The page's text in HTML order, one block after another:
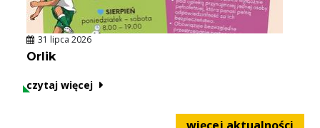
Udział we wszystkich wydarzeniach jest bezpłatny. Liczba
miejsc jest ograniczona – obowiązują zapisy!
edukacja@mazurskipark.pl 572 864 154
31 lipca 2026
Orlik
czytaj więcej